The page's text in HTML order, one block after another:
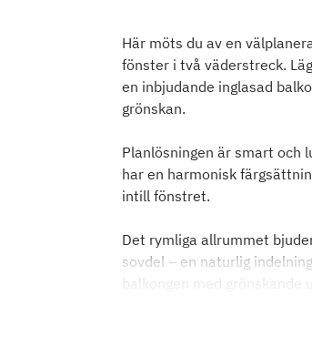
Här möts du av en
fönster i två väderstreck.
en inbjudande inglasad
grönskan.
Planlösningen är smart och
har en harmonisk
intill fönstret.
Det rymliga allrummet
sovdel – en naturlig
balkongen med grönskande